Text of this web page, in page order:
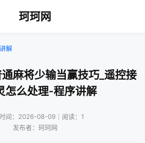
珂珂网
解
麻将少输当赢技巧_遥控接
怎么处理-程序讲解
间：2026-08-09｜阅读：1
发布者：珂珂网